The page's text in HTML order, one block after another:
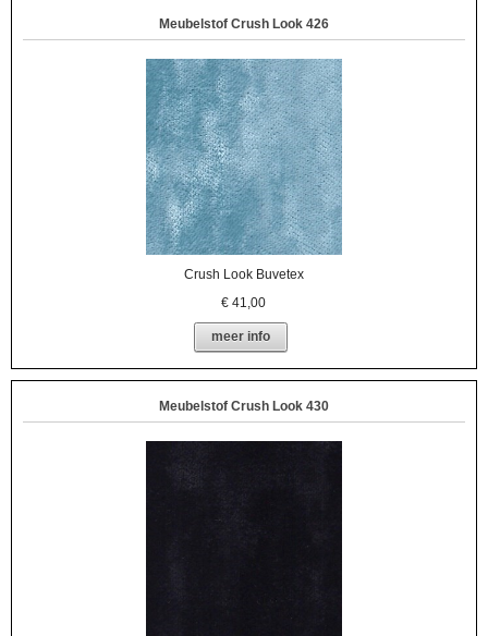
Meubelstof Crush Look 426
Crush Look Buvetex
€41,00
meer info
Meubelstof Crush Look 430